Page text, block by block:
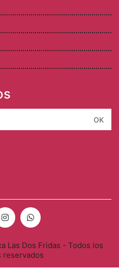
Las Dos Fridas - Todos los
reservados